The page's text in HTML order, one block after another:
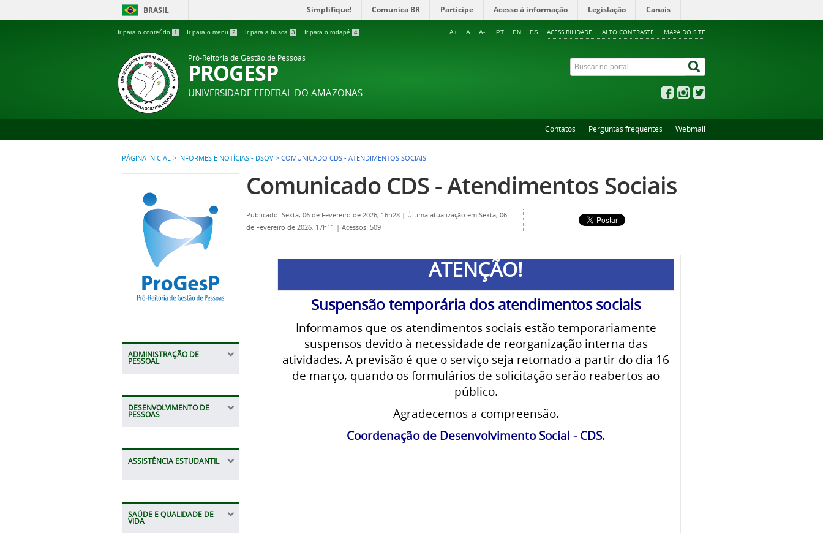
BRASIL Simplifique! Comunica BR Participe Acesso à informação Legislação Canais
Ir para o conteúdo 1 Ir para o menu 2 Ir para a busca 3 Ir para o rodapé 4 ACESSIBILIDADE ALTO CONTRASTE MAPA DO SITE
A+ A A- PT EN ES
Pró-Reitoria de Gestão de Pessoas
PROGESP
UNIVERSIDADE FEDERAL DO AMAZONAS
Contatos Perguntas frequentes Webmail
PÁGINA INICIAL > INFORMES E NOTÍCIAS - DSQV > COMUNICADO CDS - ATENDIMENTOS SOCIAIS
ADMINISTRAÇÃO DE
PESSOAL
DESENVOLVIMENTO DE
PESSOAS
ASSISTÊNCIA ESTUDANTIL
SAÚDE E QUALIDADE DE
VIDA
Comunicado CDS - Atendimentos Sociais
Publicado: Sexta, 06 de Fevereiro de 2026, 16h28 | Última atualização em Sexta, 06
de Fevereiro de 2026, 17h11 | Acessos: 509
ATENÇÃO!
Suspensão temporária dos atendimentos sociais
Informamos que os atendimentos sociais estão temporariamente
suspensos devido à necessidade de reorganização interna das
atividades. A previsão é que o serviço seja retomado a partir do dia 16
de março, quando os formulários de solicitação serão reabertos ao
público.
Agradecemos a compreensão.
Coordenação de Desenvolvimento Social - CDS.